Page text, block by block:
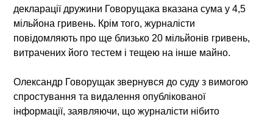
декларації дружини Говорущака вказана сума у 4,5
мільйона гривень. Крім того, журналісти
повідомляють про ще близько 20 мільйонів гривень,
витрачених його тестем і тещею на інше майно.
Олександр Говорущак звернувся до суду з вимогою
спростування та видалення опублікованої
інформації, заявляючи, що журналісти нібито